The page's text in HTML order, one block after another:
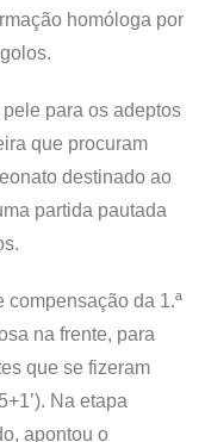
homóloga por
para os adeptos
que procuram
destinado ao
partida pautada
compensação da 1.ª
na frente, para
que se fizeram
Na etapa
apontou o